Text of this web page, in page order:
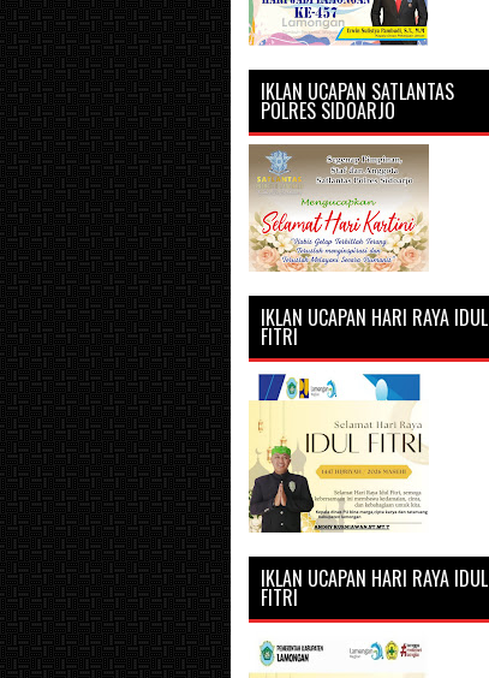
IKLAN UCAPAN SATLANTAS
POLRES SIDOARJO
IKLAN UCAPAN HARI RAYA IDUL
FITRI
IKLAN UCAPAN HARI RAYA IDUL
FITRI